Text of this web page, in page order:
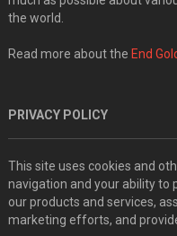
the world.
Read more about the End
PRIVACY POLICY
This site uses cookies and
navigation and your ability to
our products and services,
marketing efforts, and